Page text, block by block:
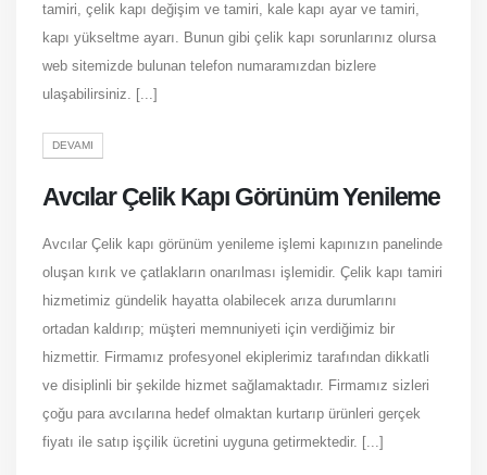
tamiri, çelik kapı değişim ve tamiri, kale kapı ayar ve tamiri,
kapı yükseltme ayarı. Bunun gibi çelik kapı sorunlarınız olursa
web sitemizde bulunan telefon numaramızdan bizlere
ulaşabilirsiniz. [...]
DEVAMI
Avcılar Çelik Kapı Görünüm Yenileme
Avcılar Çelik kapı görünüm yenileme işlemi kapınızın panelinde
oluşan kırık ve çatlakların onarılması işlemidir. Çelik kapı tamiri
hizmetimiz gündelik hayatta olabilecek arıza durumlarını
ortadan kaldırıp; müşteri memnuniyeti için verdiğimiz bir
hizmettir. Firmamız profesyonel ekiplerimiz tarafından dikkatli
ve disiplinli bir şekilde hizmet sağlamaktadır. Firmamız sizleri
çoğu para avcılarına hedef olmaktan kurtarıp ürünleri gerçek
fiyatı ile satıp işçilik ücretini uyguna getirmektedir. [...]